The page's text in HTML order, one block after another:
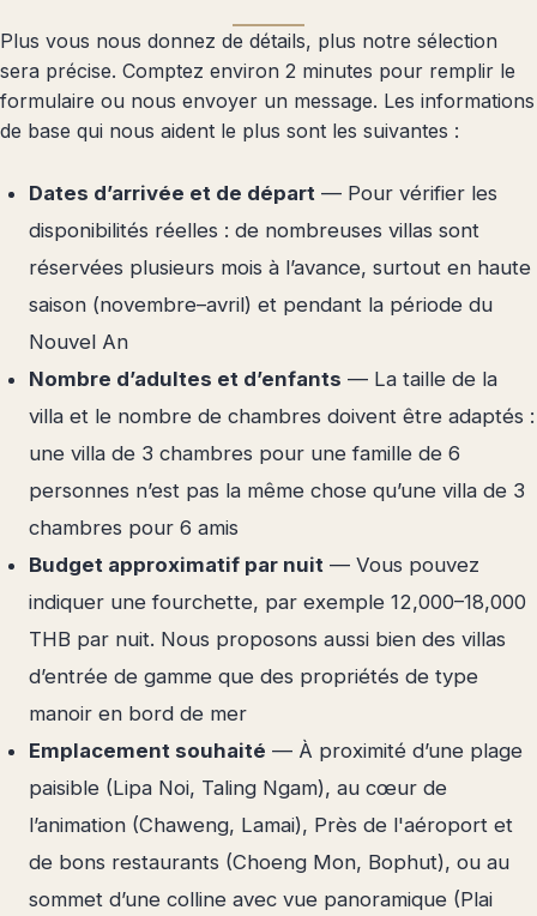
Plus vous nous donnez de détails, plus notre sélection
sera précise. Comptez environ 2 minutes pour remplir le
formulaire ou nous envoyer un message. Les informations
de base qui nous aident le plus sont les suivantes :
Dates d’arrivée et de départ — Pour vérifier les
disponibilités réelles : de nombreuses villas sont
réservées plusieurs mois à l’avance, surtout en haute
saison (novembre–avril) et pendant la période du
Nouvel An
Nombre d’adultes et d’enfants — La taille de la
villa et le nombre de chambres doivent être adaptés :
une villa de 3 chambres pour une famille de 6
personnes n’est pas la même chose qu’une villa de 3
chambres pour 6 amis
Budget approximatif par nuit — Vous pouvez
indiquer une fourchette, par exemple 12,000–18,000
THB par nuit. Nous proposons aussi bien des villas
d’entrée de gamme que des propriétés de type
manoir en bord de mer
Emplacement souhaité — À proximité d’une plage
paisible (Lipa Noi, Taling Ngam), au cœur de
l’animation (Chaweng, Lamai), Près de l'aéroport et
de bons restaurants (Choeng Mon, Bophut), ou au
sommet d’une colline avec vue panoramique (Plai